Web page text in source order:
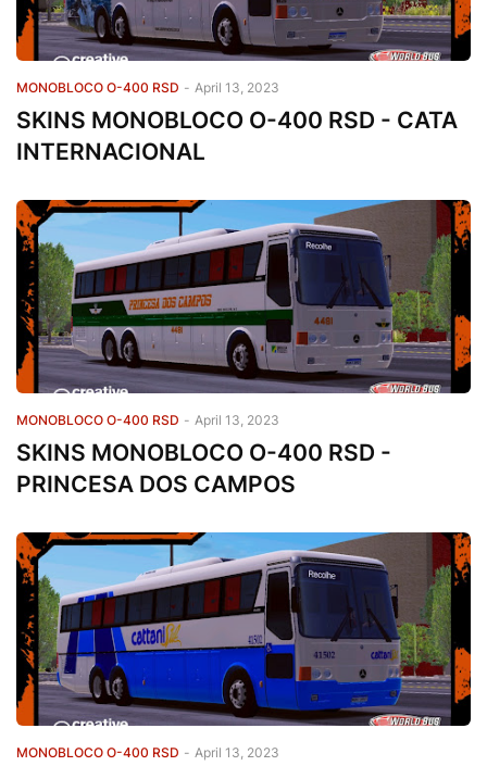
MONOBLOCO O-400 RSD - April 13, 2023
SKINS MONOBLOCO O-400 RSD - CATA
INTERNACIONAL
MONOBLOCO O-400 RSD - April 13, 2023
SKINS MONOBLOCO O-400 RSD -
PRINCESA DOS CAMPOS
MONOBLOCO O-400 RSD - April 13, 2023